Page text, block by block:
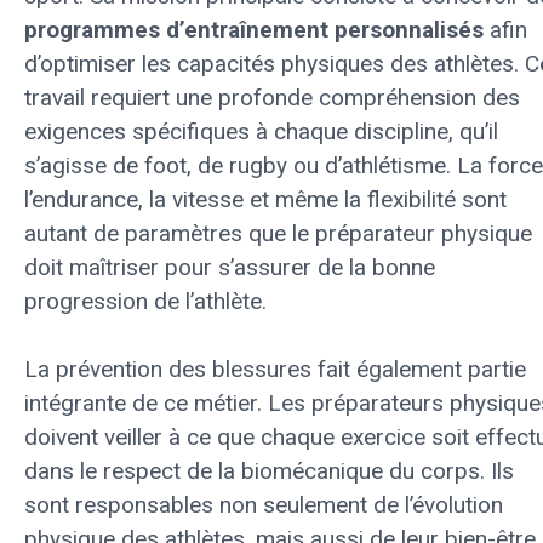
programmes d’entraînement personnalisés afin
d’optimiser les capacités physiques des athlètes.
travail requiert une profonde compréhension des
exigences spécifiques à chaque discipline, qu’il
s’agisse de foot, de rugby ou d’athlétisme. La
l’endurance, la vitesse et même la flexibilité sont
autant de paramètres que le préparateur physique
doit maîtriser pour s’assurer de la bonne
progression de l’athlète.
La prévention des blessures fait également partie
intégrante de ce métier. Les préparateurs
doivent veiller à ce que chaque exercice soit
dans le respect de la biomécanique du corps. Ils
sont responsables non seulement de l’évolution